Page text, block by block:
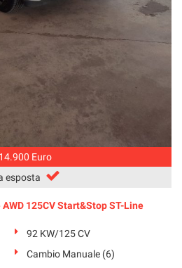
14.900 Euro
esposta
125CV Start&Stop ST-Line
92 KW/125 CV
Cambio Manuale (6)